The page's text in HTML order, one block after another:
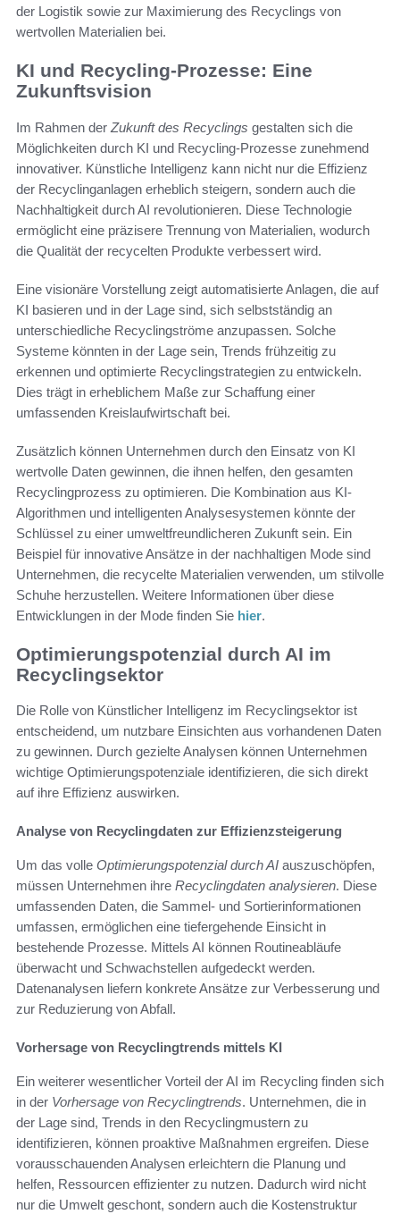
der Logistik sowie zur Maximierung des Recyclings von
wertvollen Materialien bei.
KI und Recycling-Prozesse: Eine
Zukunftsvision
Im Rahmen der Zukunft des Recyclings gestalten sich die
Möglichkeiten durch KI und Recycling-Prozesse zunehmend
innovativer. Künstliche Intelligenz kann nicht nur die Effizienz
der Recyclinganlagen erheblich steigern, sondern auch die
Nachhaltigkeit durch AI revolutionieren. Diese Technologie
ermöglicht eine präzisere Trennung von Materialien, wodurch
die Qualität der recycelten Produkte verbessert wird.
Eine visionäre Vorstellung zeigt automatisierte Anlagen, die auf
KI basieren und in der Lage sind, sich selbstständig an
unterschiedliche Recyclingströme anzupassen. Solche
Systeme könnten in der Lage sein, Trends frühzeitig zu
erkennen und optimierte Recyclingstrategien zu entwickeln.
Dies trägt in erheblichem Maße zur Schaffung einer
umfassenden Kreislaufwirtschaft bei.
Zusätzlich können Unternehmen durch den Einsatz von KI
wertvolle Daten gewinnen, die ihnen helfen, den gesamten
Recyclingprozess zu optimieren. Die Kombination aus KI-
Algorithmen und intelligenten Analysesystemen könnte der
Schlüssel zu einer umweltfreundlicheren Zukunft sein. Ein
Beispiel für innovative Ansätze in der nachhaltigen Mode sind
Unternehmen, die recycelte Materialien verwenden, um stilvolle
Schuhe herzustellen. Weitere Informationen über diese
Entwicklungen in der Mode finden Sie hier.
Optimierungspotenzial durch AI im
Recyclingsektor
Die Rolle von Künstlicher Intelligenz im Recyclingsektor ist
entscheidend, um nutzbare Einsichten aus vorhandenen Daten
zu gewinnen. Durch gezielte Analysen können Unternehmen
wichtige Optimierungspotenziale identifizieren, die sich direkt
auf ihre Effizienz auswirken.
Analyse von Recyclingdaten zur Effizienzsteigerung
Um das volle Optimierungspotenzial durch AI auszuschöpfen,
müssen Unternehmen ihre Recyclingdaten analysieren. Diese
umfassenden Daten, die Sammel- und Sortierinformationen
umfassen, ermöglichen eine tiefergehende Einsicht in
bestehende Prozesse. Mittels AI können Routineabläufe
überwacht und Schwachstellen aufgedeckt werden.
Datenanalysen liefern konkrete Ansätze zur Verbesserung und
zur Reduzierung von Abfall.
Vorhersage von Recyclingtrends mittels KI
Ein weiterer wesentlicher Vorteil der AI im Recycling finden sich
in der Vorhersage von Recyclingtrends. Unternehmen, die in
der Lage sind, Trends in den Recyclingmustern zu
identifizieren, können proaktive Maßnahmen ergreifen. Diese
vorausschauenden Analysen erleichtern die Planung und
helfen, Ressourcen effizienter zu nutzen. Dadurch wird nicht
nur die Umwelt geschont, sondern auch die Kostenstruktur